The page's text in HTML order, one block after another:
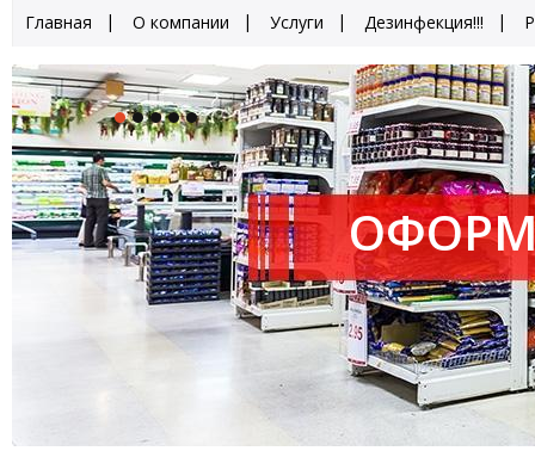
Главная О компании Услуги Дезинфекция!!!